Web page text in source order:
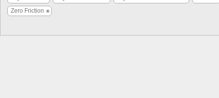
Zero Friction